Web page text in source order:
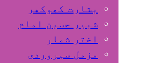
بشارت کھوکھر
شبیر حسین امام
اختر شمار
مزمل سہروردی